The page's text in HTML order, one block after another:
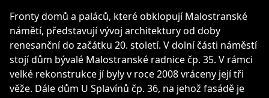
Fronty domů a paláců, které obklopují Malostranské
námětí, představují vývoj architektury od doby
renesanční do začátku 20. století. V dolní části náměstí
stojí dům bývalé Malostranské radnice čp. 35. V rámci
velké rekonstrukce jí byly v roce 2008 vráceny její tři
věže. Dále dům U Splavínů čp. 36, na jehož fasádě je